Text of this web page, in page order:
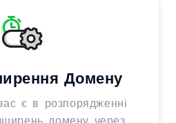
Домену
є в розпорядженні